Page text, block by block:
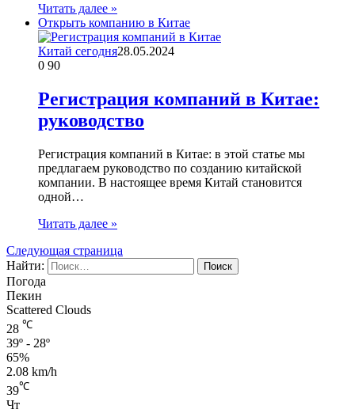
Читать далее »
Открыть компанию в Китае
Китай сегодня28.05.2024
0 90
Регистрация компаний в Китае:
руководство
Регистрация компаний в Китае: в этой статье мы
предлагаем руководство по созданию китайской
компании. В настоящее время Китай становится
одной…
Читать далее »
Следующая страница
Найти:
Погода
Пекин
Scattered Clouds
28 ℃
39º - 28º
65%
2.08 km/h
39℃
Чт